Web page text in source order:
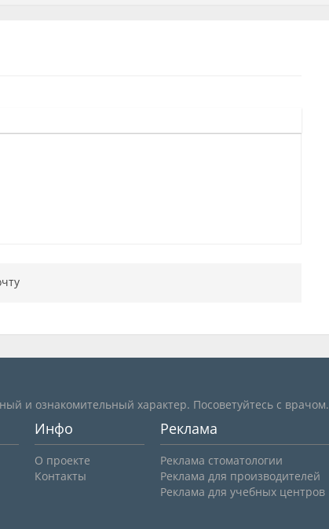
и ознакомительный характер. Посоветуйтесь с врачом.
Инфо
О проекте
Контакты
Реклама
Реклама стоматологии
Реклама для производителей
Реклама для учебных центров